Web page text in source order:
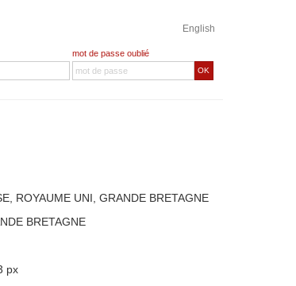
English
mot de passe oublié
OK
ROYAUME UNI, GRANDE BRETAGNE
BRETAGNE
px